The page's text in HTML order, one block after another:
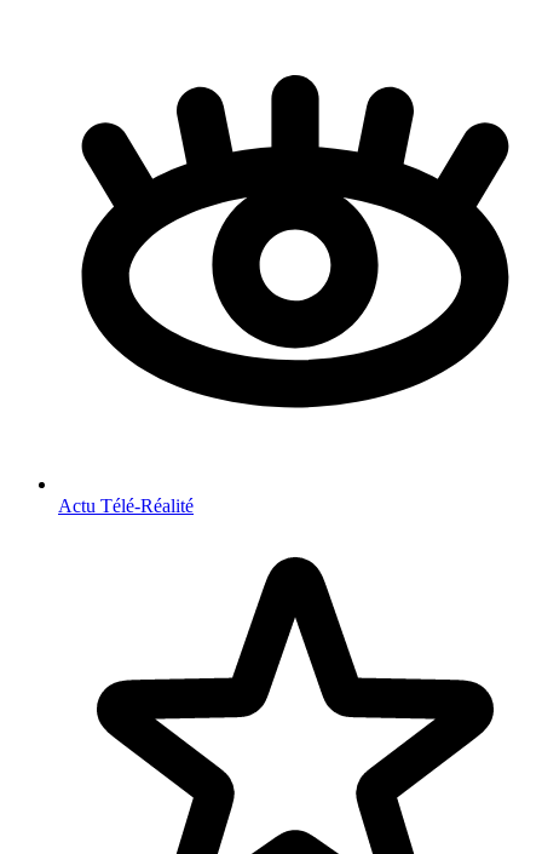
Actu Télé-Réalité